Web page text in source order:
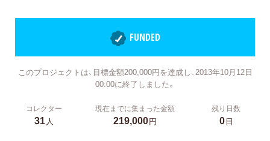
FUNDED
このプロジェクトは、目標金額200,000円を達成し、2013年10月12日
00:00に終了しました。
コレクター
31人
現在までに集まった金額
219,000円
残り日数
0日